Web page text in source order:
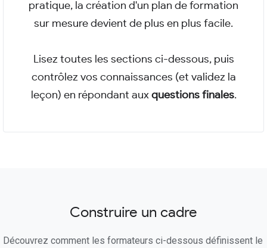
pratique, la création d'un plan de formation
sur mesure devient de plus en plus facile.
Lisez toutes les sections ci-dessous, puis
contrôlez vos connaissances (et validez la
leçon) en répondant aux questions finales.
Construire un cadre
Découvrez comment les formateurs ci-dessous définissent le